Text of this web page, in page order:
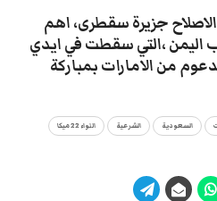
جزيرة سقطرى، اهم
اليمن ،التي سقطت في ايدي
من الامارات بمباركة
السعودية الشرعية اللواء 22 ميكا